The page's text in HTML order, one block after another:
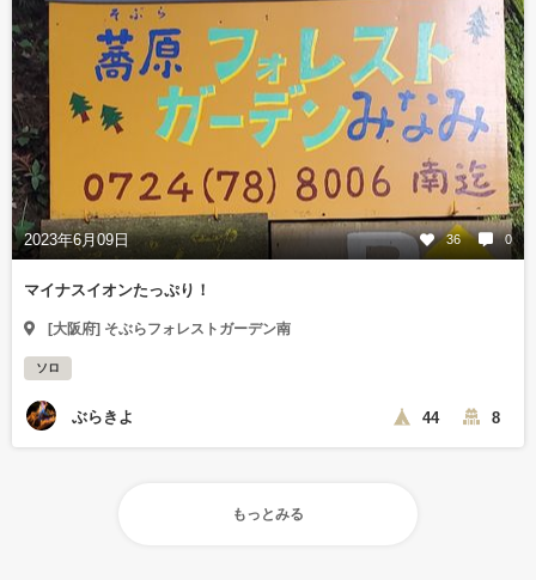
2023年6月09日 36 0
マイナスイオンたっぷり！
[大阪府] そぶらフォレストガーデン南
ソロ
ぶらきよ 44 8
もっとみる